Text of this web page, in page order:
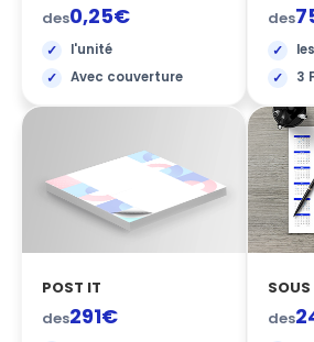
des0,25€
l'unité
Avec couverture
des
3
POST IT
des291€
des